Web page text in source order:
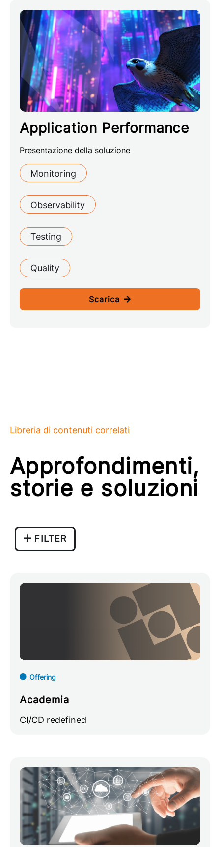
Application Performance
Presentazione della soluzione
Monitoring
Observability
Testing
Quality
Scarica
Libreria di contenuti correlati
Approfondimenti,
storie e soluzioni
FILTER
Offering
Academia
CI/CD redefined